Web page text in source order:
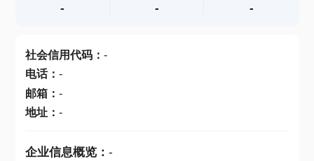
查产地
- - -
社会信用代码： -
电话： -
邮箱： -
地址： -
企业信息概览： -